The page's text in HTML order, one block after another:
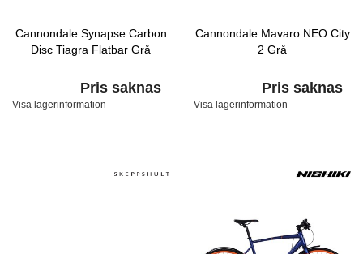
Cannondale Synapse Carbon
Disc Tiagra Flatbar Grå
Pris saknas
Visa lagerinformation
Cannondale Mavaro NEO City
2 Grå
Pris saknas
Visa lagerinformation